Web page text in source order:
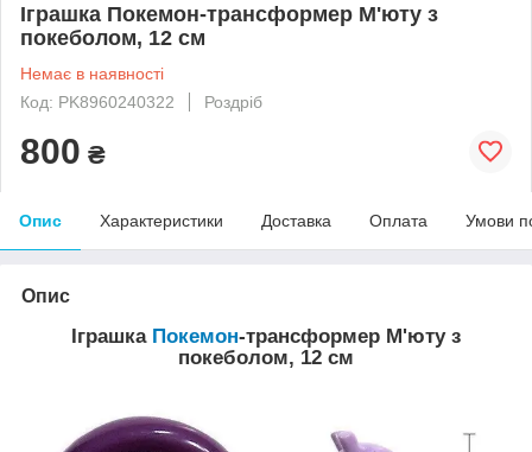
Іграшка Покемон-трансформер М'юту з
покеболом, 12 см
Немає в наявності
Код: PK8960240322
Роздріб
800 ₴
Опис Характеристики Доставка Оплата Умови
Опис
Іграшка Покемон-трансформер М'юту з
покеболом, 12 см